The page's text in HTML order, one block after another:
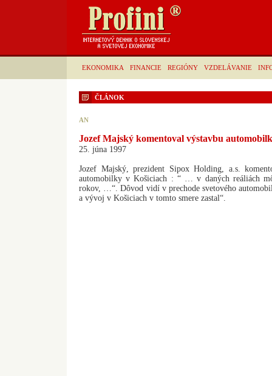
EKONOMIKA FINANCIE REGIÓNY VZDELÁVANIE
ČLÁNOK
AN
Jozef Majský komentoval výstavbu
25. júna 1997
Jozef Majský, prezident Sipox Holding, a.s.
automobilky v Košiciach : “ … v daných reáliách
rokov, …“. Dôvod vidí v prechode svetového
a vývoj v Košiciach v tomto smere zastal“.